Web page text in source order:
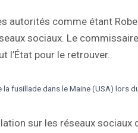
autorités comme étant
sociaux. Le
l’État pour le retrouver.
la fusillade dans le Maine (USA) lors
sur les réseaux sociaux